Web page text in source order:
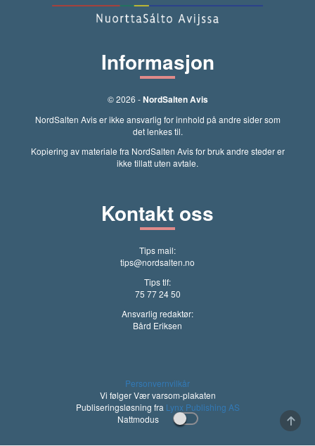
Informasjon
© 2026 -NordSalten Avis
NordSalten Avis er ikke ansvarlig for innhold på andre sider som
det lenkes til.
Kopiering av materiale fra NordSalten Avis for bruk andre steder er
ikke tillatt uten avtale.
Kontakt oss
Tips mail:
tips@nordsalten.no
Tips tlf:
75 77 24 50
Ansvarlig redaktør:
Bård Eriksen
Personvernvilkår
Vi følger Vær varsom-plakaten
Publiseringsløsning fra Lynx Publishing AS
Nattmodus